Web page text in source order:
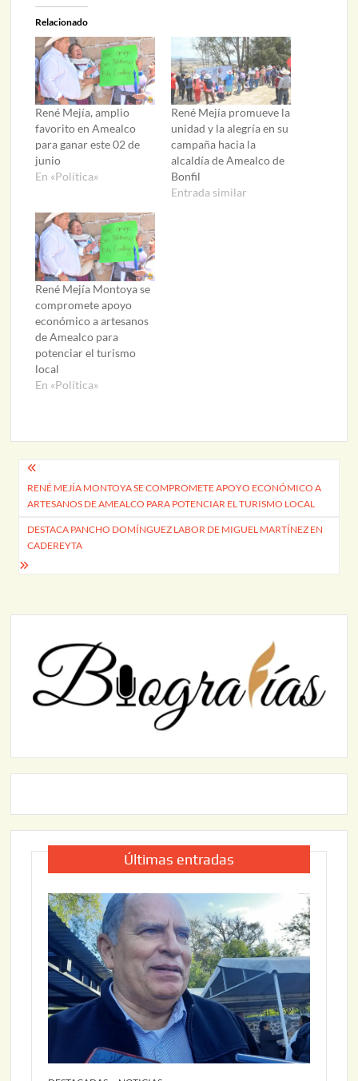
Relacionado
René Mejía, amplio
favorito en Amealco
para ganar este 02 de
junio
En «Política»
René Mejía promueve la
unidad y la alegría en su
campaña hacia la
alcaldía de Amealco de
Bonfil
Entrada similar
René Mejía Montoya se
compromete apoyo
económico a artesanos
de Amealco para
potenciar el turismo
local
En «Política»
Navegación
de
entradas
RENÉ MEJÍA MONTOYA SE COMPROMETE APOYO ECONÓMICO A
ARTESANOS DE AMEALCO PARA POTENCIAR EL TURISMO LOCAL
DESTACA PANCHO DOMÍNGUEZ LABOR DE MIGUEL MARTÍNEZ EN
CADEREYTA
Últimas entradas